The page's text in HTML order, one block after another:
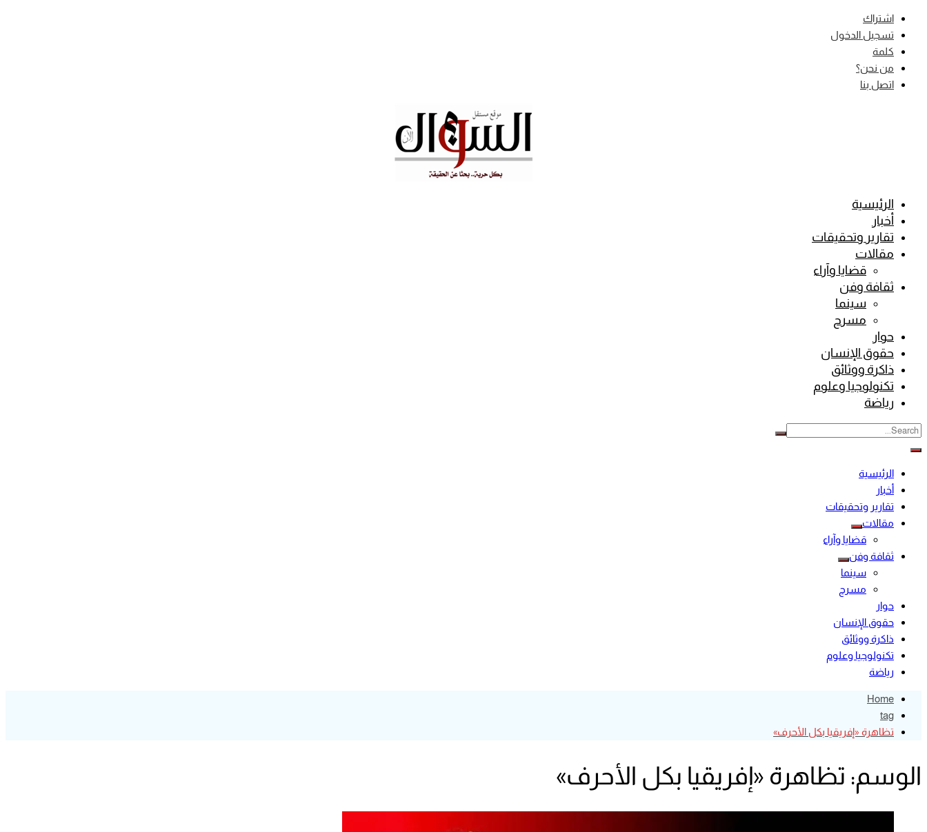
Skip
content
اشتراك
تسجيل الدخول
كلمة
من نحن؟
اتصل بنا
الرئيسية
أخبار
تقارير وتحقيقات
مقالات
قضايا وآراء
ثقافة وفن
سينما
مسرح
حوار
حقوق الإنسان
ذاكرة ووثائق
تكنولوجيا وعلوم
رياضة
الرئيسية
أخبار
تقارير وتحقيقات
مقالات
قضايا وآراء
ثقافة وفن
سينما
مسرح
حوار
حقوق الإنسان
ذاكرة ووثائق
تكنولوجيا وعلوم
رياضة
Home
tag
تظاهرة «إفريقيا بكل الأحرف»
الوسم: تظاهرة «إفريقيا بكل الأحرف»